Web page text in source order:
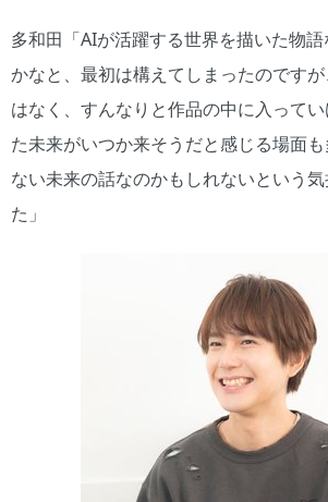
多和田「AIが活躍する世界を描いた物
かなと、最初は構えてしまったのです
はなく、すんなりと作品の中に入って
た未来がいつか来そうだと感じる場面も
ない未来の話なのかもしれないという
た」